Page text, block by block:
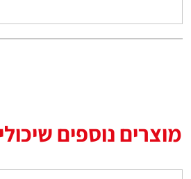
מוצרים נוספים